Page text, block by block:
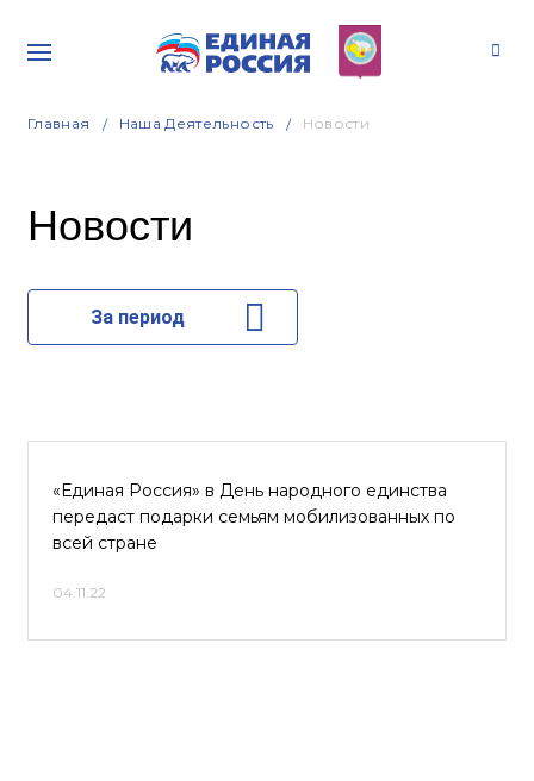
Главная Наша Деятельность Новости
Новости
За период
«Единая Россия» в День народного единства
передаст подарки семьям мобилизованных по
всей стране
04.11.22